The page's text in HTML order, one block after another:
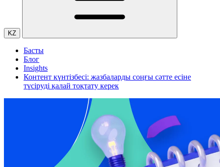
KZ
Басты
Блог
Insights
Контент күнтізбесі: жазбаларды соңғы сәтте есіне
түсіруді қалай тоқтату керек